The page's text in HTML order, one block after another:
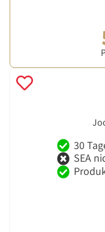
30
SEA